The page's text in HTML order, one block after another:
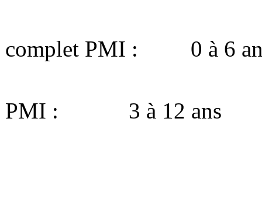
complet PMI : 0 à 6
PMI : 3 à 12 ans